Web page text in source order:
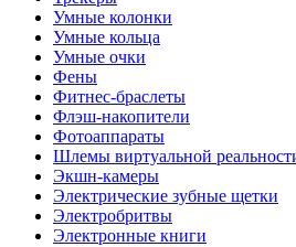
Умные колонки
Умные кольца
Умные очки
Фены
Фитнес-браслеты
Флэш-накопители
Фотоаппараты
Шлемы виртуальной
Экшн-камеры
Электрические зубные щетки
Электробритвы
Электронные книги